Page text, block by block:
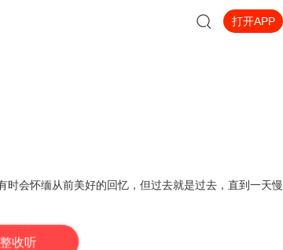
打开APP
会怀缅从前美好的回忆，但过去就是过去，直到一天慢
收听